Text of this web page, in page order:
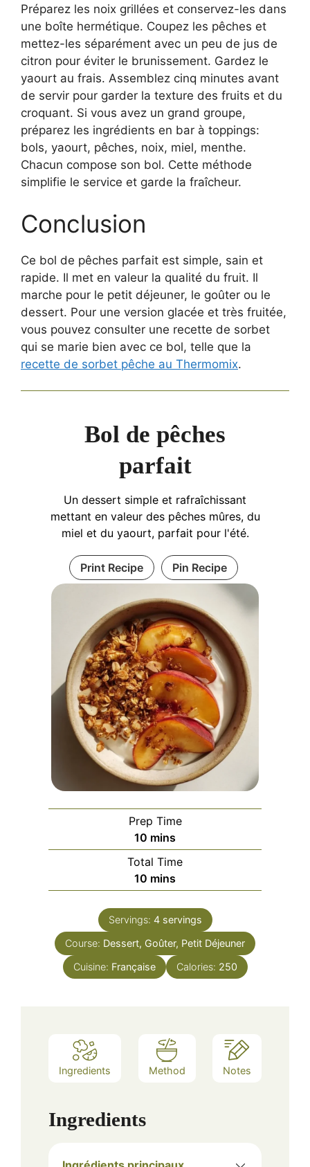
Préparez les noix grillées et conservez-les dans
une boîte hermétique. Coupez les pêches et
mettez-les séparément avec un peu de jus de
citron pour éviter le brunissement. Gardez le
yaourt au frais. Assemblez cinq minutes avant
de servir pour garder la texture des fruits et du
croquant. Si vous avez un grand groupe,
préparez les ingrédients en bar à toppings:
bols, yaourt, pêches, noix, miel, menthe.
Chacun compose son bol. Cette méthode
simplifie le service et garde la fraîcheur.
Conclusion
Ce bol de pêches parfait est simple, sain et
rapide. Il met en valeur la qualité du fruit. Il
marche pour le petit déjeuner, le goûter ou le
dessert. Pour une version glacée et très fruitée,
vous pouvez consulter une recette de sorbet
qui se marie bien avec ce bol, telle que la
recette de sorbet pêche au Thermomix.
Bol de pêches
parfait
Un dessert simple et rafraîchissant
mettant en valeur des pêches mûres, du
miel et du yaourt, parfait pour l'été.
Print Recipe Pin Recipe
Prep Time
10 minutes
mins
Total Time
10 minutes
mins
Servings: 4 servings
Course: Dessert, Goûter, Petit Déjeuner
Cuisine: Française Calories: 250
Ingredients Method Notes
Ingredients